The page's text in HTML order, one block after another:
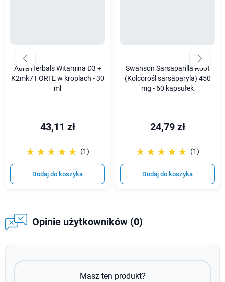
Aura Herbals Witamina D3 +
K2mk7 FORTE w kroplach - 30
ml
43,11 zł
☆☆☆☆☆
★★★★★ (1)
Dodaj do koszyka
Swanson Sarsaparilla Root
(Kolcorośl sarsaparyla) 450
mg - 60 kapsułek
24,79 zł
☆☆☆☆☆
★★★★★ (1)
Dodaj do koszyka
Opinie użytkowników (0)
Masz ten produkt?